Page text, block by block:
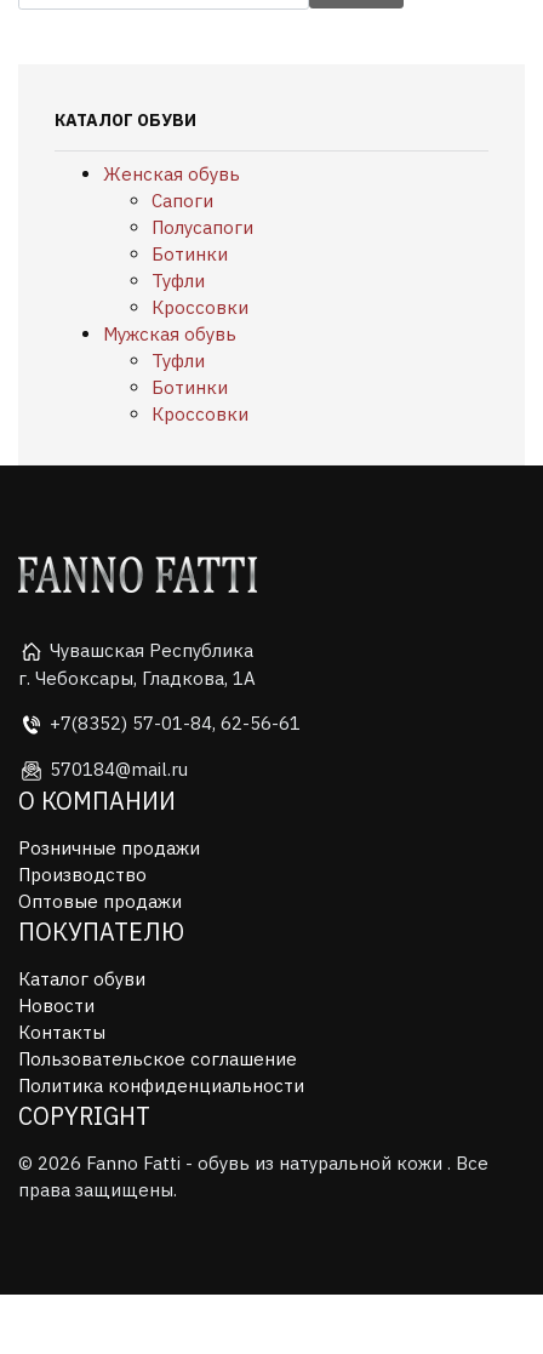
КАТАЛОГ ОБУВИ
Женская обувь
Сапоги
Полусапоги
Ботинки
Туфли
Кроссовки
Мужская обувь
Туфли
Ботинки
Кроссовки
Чувашская Республика
г. Чебоксары, Гладкова, 1А
+7(8352) 57-01-84, 62-56-61
570184@mail.ru
О КОМПАНИИ
Розничные продажи
Производство
Оптовые продажи
ПОКУПАТЕЛЮ
Каталог обуви
Новости
Контакты
Пользовательское соглашение
Политика конфиденциальности
COPYRIGHT
© 2026 Fanno Fatti - обувь из натуральной кожи . Все
права защищены.